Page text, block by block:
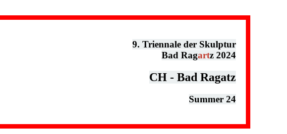
9. Triennale der Skulptur
Bad Ragartz 2024
CH - Bad Ragatz
Summer 24